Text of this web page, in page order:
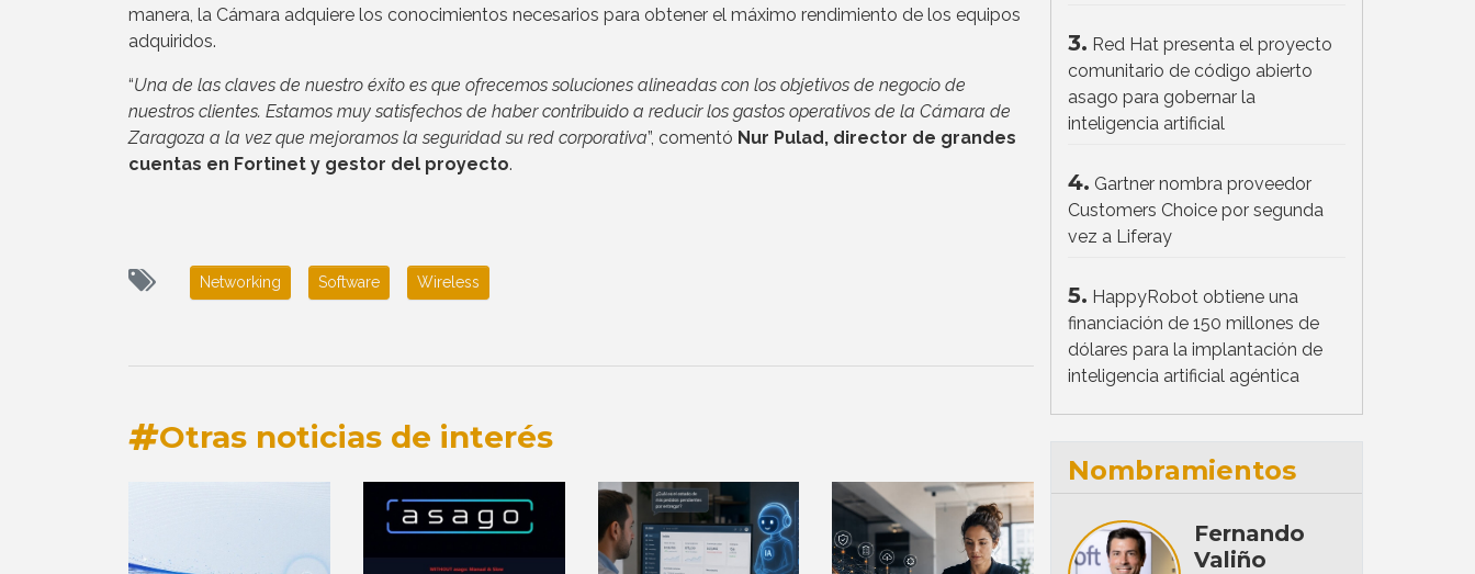
manera, la Cámara adquiere los conocimientos necesarios para obtener el máximo rendimiento de los equipos
adquiridos.
“Una de las claves de nuestro éxito es que ofrecemos soluciones alineadas con los objetivos de negocio de
nuestros clientes. Estamos muy satisfechos de haber contribuido a reducir los gastos operativos de la Cámara de
Zaragoza a la vez que mejoramos la seguridad su red corporativa”, comentó Nur Pulad, director de grandes
cuentas en Fortinet y gestor del proyecto.
Networking Software Wireless
Otras noticias de interés
3. Red Hat presenta el proyecto
comunitario de código abierto
asago para gobernar la
inteligencia artificial
4. Gartner nombra proveedor
Customers Choice por segunda
vez a Liferay
5. HappyRobot obtiene una
financiación de 150 millones de
dólares para la implantación de
inteligencia artificial agéntica
Nombramientos
Fernando
Valiño